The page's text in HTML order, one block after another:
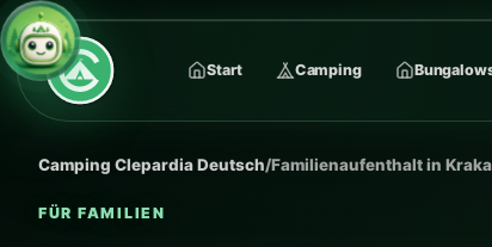
Start Camping
Camping Clepardia Deutsch/Familienaufenthalt in
FÜR FAMILIEN